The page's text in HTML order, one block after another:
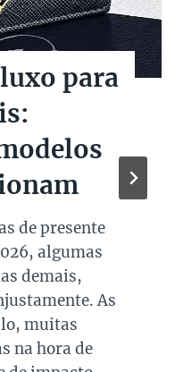
Diabo
a realização
a peças reais
Veste Prada
dar
que
de Meryl
Emily Blunt